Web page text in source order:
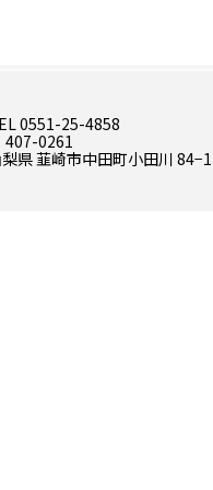
0551-25-4858
407-0261
県 韮崎市中田町小田川 84−1